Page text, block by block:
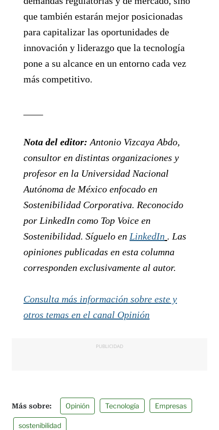
que también estarán mejor posicionadas
para capitalizar las oportunidades de
innovación y liderazgo que la tecnología
pone a su alcance en un entorno cada vez
más competitivo.
Nota del editor: Antonio Vizcaya Abdo,
consultor en distintas organizaciones y
profesor en la Universidad Nacional
Autónoma de México enfocado en
Sostenibilidad Corporativa. Reconocido
por LinkedIn como Top Voice en
Sostenibilidad. Síguelo en LinkedIn . Las
opiniones publicadas en esta columna
corresponden exclusivamente al autor.
Consulta más información sobre este y
otros temas en el canal Opinión
PUBLICIDAD
Opinión Tecnología Empresas
sostenibilidad